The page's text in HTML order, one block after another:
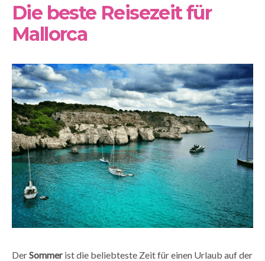
Die beste Reisezeit für
Mallorca
DerSommerist die beliebteste Zeit für einen Urlaub auf der